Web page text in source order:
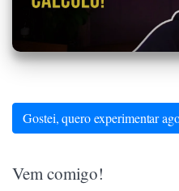
Gostei, quero experimentar
Vem comigo!